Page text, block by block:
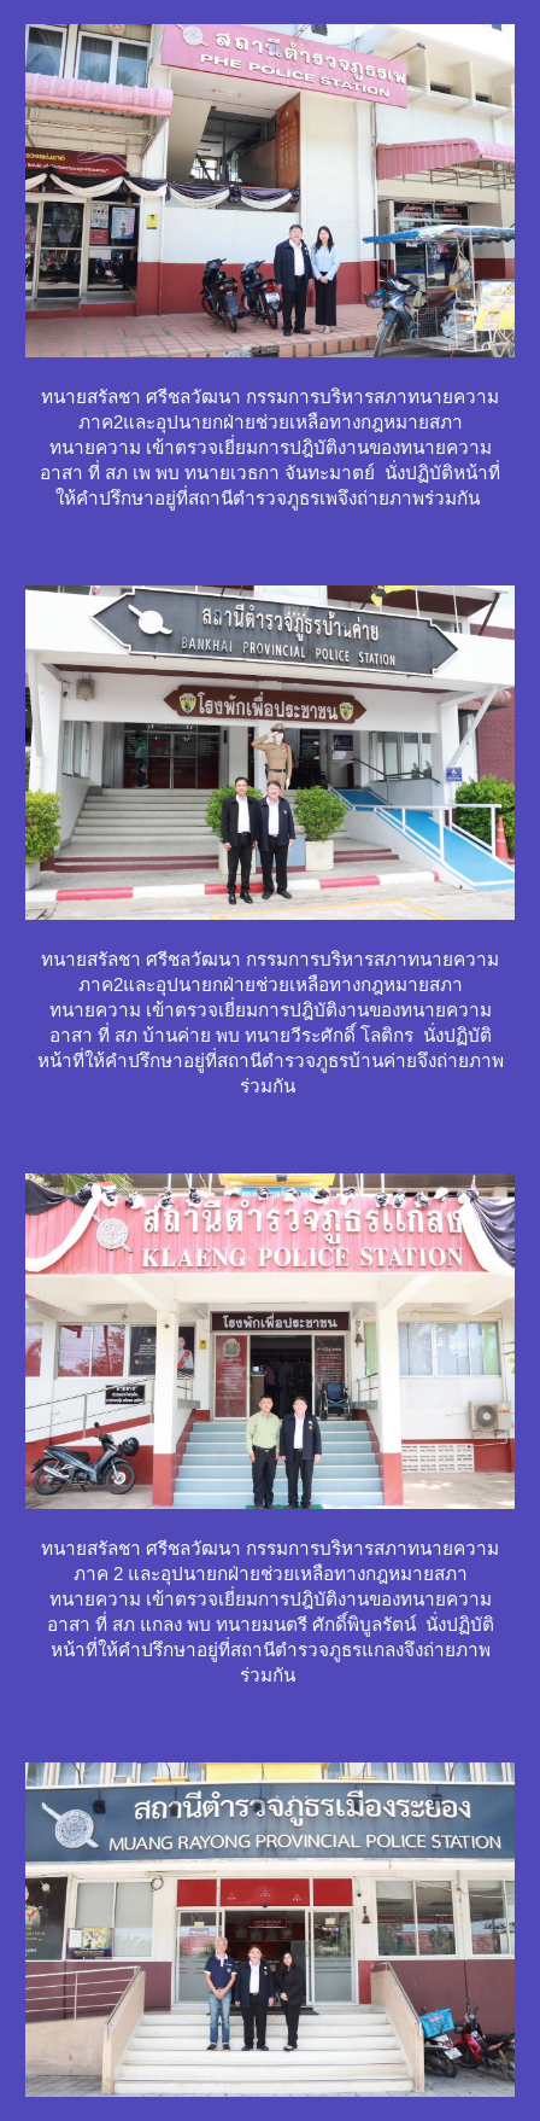
ทนายสรัลชา ศรีชลวัฒนา กรรมการบริหารสภาทนายความ
ภาค2และอุปนายกฝ่ายช่วยเหลือทางกฎหมายสภา
ทนายความ เข้าตรวจเยี่ยมการปฎิบัติงานของทนายความ
อาสา ที่ สภ เพ พบ ทนายเวธกา จันทะมาตย์ นั่งปฏิบัติหน้าที่
ให้คำปรึกษาอยู่ที่สถานีตำรวจภูธรเพจึงถ่ายภาพร่วมกัน
ทนายสรัลชา ศรีชลวัฒนา กรรมการบริหารสภาทนายความ
ภาค2และอุปนายกฝ่ายช่วยเหลือทางกฎหมายสภา
ทนายความ เข้าตรวจเยี่ยมการปฎิบัติงานของทนายความ
อาสา ที่ สภ บ้านค่าย พบ ทนายวีระศักดิ์ โลติกรนั่งปฏิบัติ
หน้าที่ให้คำปรึกษาอยู่ที่สถานีตำรวจภูธรบ้านค่ายจึงถ่ายภาพ
ร่วมกัน
ทนายสรัลชา ศรีชลวัฒนา กรรมการบริหารสภาทนายความ
ภาค 2 และอุปนายกฝ่ายช่วยเหลือทางกฎหมายสภา
ทนายความ เข้าตรวจเยี่ยมการปฎิบัติงานของทนายความ
อาสา ที่ สภ แกลง พบ ทนายมนตรี ศักดิ์พิบูลรัตน์ นั่งปฏิบัติ
หน้าที่ให้คำปรึกษาอยู่ที่สถานีตำรวจภูธรแกลงจึงถ่ายภาพ
ร่วมกัน